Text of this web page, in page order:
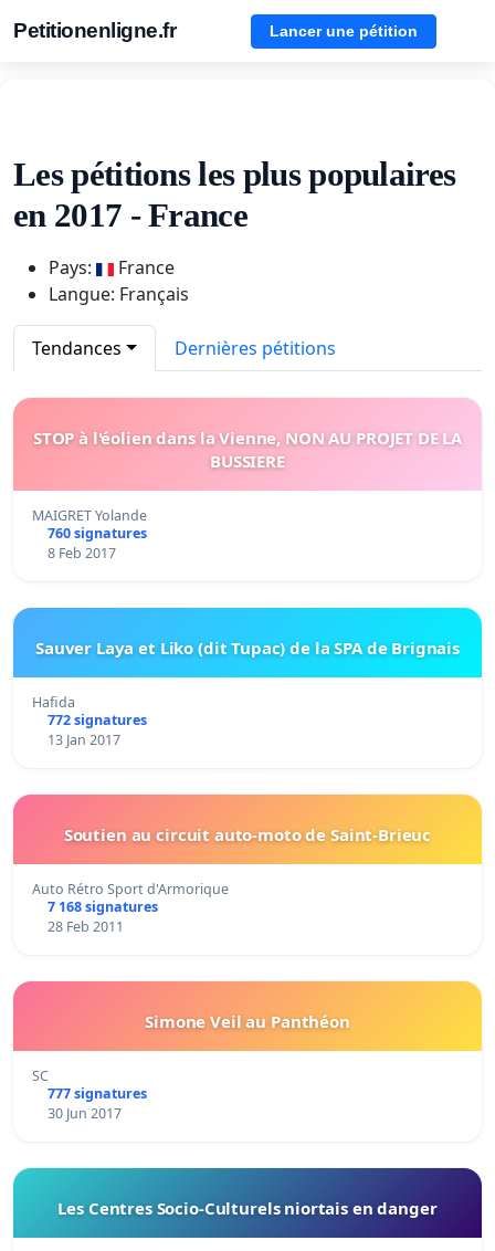
Petitionenligne.fr Lancer une pétition
Les pétitions les plus populaires
en 2017 - France
Pays:
France
Langue: Français
Tendances Dernières pétitions
STOP à l'éolien dans la Vienne, NON AU PROJET DE LA
BUSSIERE
MAIGRET Yolande
760 signatures
8 Feb 2017
Sauver Laya et Liko (dit Tupac) de la SPA de Brignais
Hafida
772 signatures
13 Jan 2017
Soutien au circuit auto-moto de Saint-Brieuc
Auto Rétro Sport d'Armorique
7 168 signatures
28 Feb 2011
Simone Veil au Panthéon
SC
777 signatures
30 Jun 2017
Les Centres Socio-Culturels niortais en danger